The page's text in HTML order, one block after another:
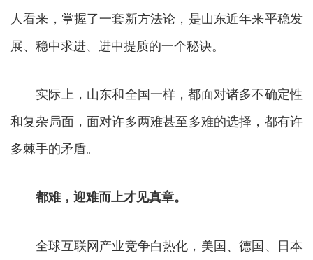
人看来，掌握了一套新方法论，是山东近年来平稳发
展、稳中求进、进中提质的一个秘诀。
实际上，山东和全国一样，都面对诸多不确定性
和复杂局面，面对许多两难甚至多难的选择，都有许
多棘手的矛盾。
都难，迎难而上才见真章。
全球互联网产业竞争白热化，美国、德国、日本